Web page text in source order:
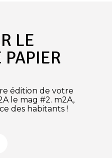
LE
édition de votre
le mag #2. m2A,
des habitants !